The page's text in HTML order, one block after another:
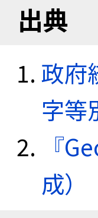
出典
政府
字等
『
成）